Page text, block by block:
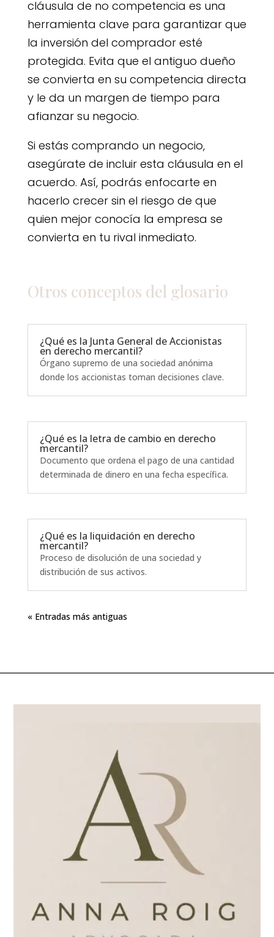
cláusula de no competencia es una
herramienta clave para garantizar que
la inversión del comprador esté
protegida. Evita que el antiguo dueño
se convierta en su competencia directa
y le da un margen de tiempo para
afianzar su negocio.
Si estás comprando un negocio,
asegúrate de incluir esta cláusula en el
acuerdo. Así, podrás enfocarte en
hacerlo crecer sin el riesgo de que
quien mejor conocía la empresa se
convierta en tu rival inmediato.
Otros conceptos del glosario
¿Qué es la Junta General de Accionistas
en derecho mercantil?
Órgano supremo de una sociedad anónima
donde los accionistas toman decisiones clave.
¿Qué es la letra de cambio en derecho
mercantil?
Documento que ordena el pago de una cantidad
determinada de dinero en una fecha específica.
¿Qué es la liquidación en derecho
mercantil?
Proceso de disolución de una sociedad y
distribución de sus activos.
« Entradas más antiguas